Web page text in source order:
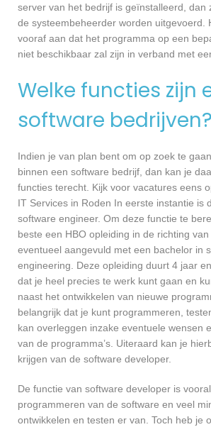
server van het bedrijf is geïnstalleerd, dan
de systeembeheerder worden uitgevoerd.
vooraf aan dat het programma op een
niet beschikbaar zal zijn in verband met
Welke functies zijn
software bedrijven?
Indien je van plan bent om op zoek te
binnen een software bedrijf, dan kan je
functies terecht. Kijk voor vacatures eens
IT Services in Roden In eerste instantie is
software engineer. Om deze functie te
beste een HBO opleiding in de richting van
eventueel aangevuld met een bachelor in
engineering. Deze opleiding duurt 4 jaar
dat je heel precies te werk kunt gaan en
naast het ontwikkelen van nieuwe
belangrijk dat je kunt programmeren,
kan overleggen inzake eventuele wensen
van de programma’s. Uiteraard kan je
krijgen van de software developer.
De functie van software developer is
programmeren van de software en veel
ontwikkelen en testen er van. Toch heb je